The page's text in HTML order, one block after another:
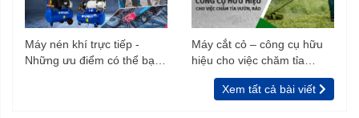
Máy nén khí trực tiếp -
Những ưu điểm có thể bạn
Máy cắt cỏ – công cụ hữu
hiệu cho việc chăm tỉa
vườn, rào
Xem tất cả bài viết